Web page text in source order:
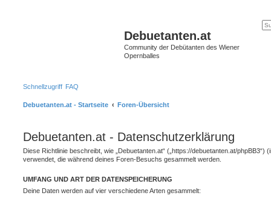
Debuetanten.at
Community der Debütanten des Wiener
Opernballes
Schnellzugriff FAQ
Debuetanten.at - Startseite Foren-Übersicht
Debuetanten.at - Datenschutzerklärung
Diese Richtlinie beschreibt, wie „Debuetanten.at“ („https://debuetanten.at/phpBB3“)
verwendet, die während deines Foren-Besuchs gesammelt werden.
UMFANG UND ART DER DATENSPEICHERUNG
Deine Daten werden auf vier verschiedene Arten gesammelt: